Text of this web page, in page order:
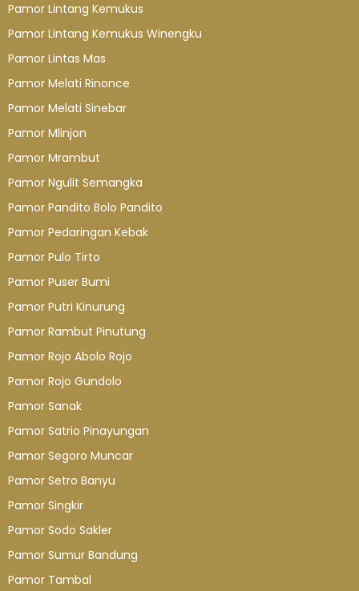
Pamor Lintang Kemukus
Pamor Lintang Kemukus Winengku
Pamor Lintas Mas
Pamor Melati Rinonce
Pamor Melati Sinebar
Pamor Mlinjon
Pamor Mrambut
Pamor Ngulit Semangka
Pamor Pandito Bolo Pandito
Pamor Pedaringan Kebak
Pamor Pulo Tirto
Pamor Puser Bumi
Pamor Putri Kinurung
Pamor Rambut Pinutung
Pamor Rojo Abolo Rojo
Pamor Rojo Gundolo
Pamor Sanak
Pamor Satrio Pinayungan
Pamor Segoro Muncar
Pamor Setro Banyu
Pamor Singkir
Pamor Sodo Sakler
Pamor Sumur Bandung
Pamor Tambal